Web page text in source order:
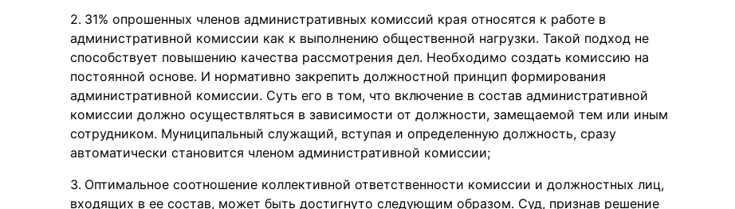
31% опрошенных членов административных комиссий края относятся к работе в
административной комиссии как к выполнению общественной нагрузки. Такой подход не
способствует повышению качества рассмотрения дел. Необходимо создать комиссию на
постоянной основе. И нормативно закрепить должностной принцип формирования
административной комиссии. Суть его в том, что включение в состав административной
комиссии должно осуществляться в зависимости от должности, замещаемой тем или иным
сотрудником. Муниципальный служащий, вступая и определенную должность, сразу
автоматически становится членом административной комиссии;
Оптимальное соотношение коллективной ответственности комиссии и должностных лиц,
входящих в ее состав, может быть достигнуто следующим образом. Суд, признав решение